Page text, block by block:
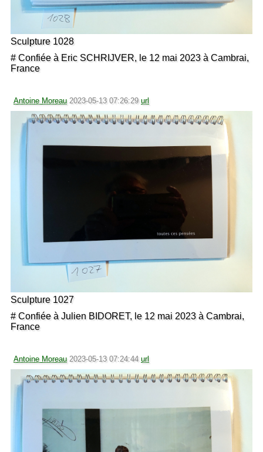
Sculpture 1028
# Confiée à Eric SCHRIJVER, le 12 mai 2023 à Cambrai,
France
Antoine Moreau 2023-05-13 07:26:29 url
Sculpture 1027
# Confiée à Julien BIDORET, le 12 mai 2023 à Cambrai,
France
Antoine Moreau 2023-05-13 07:24:44 url